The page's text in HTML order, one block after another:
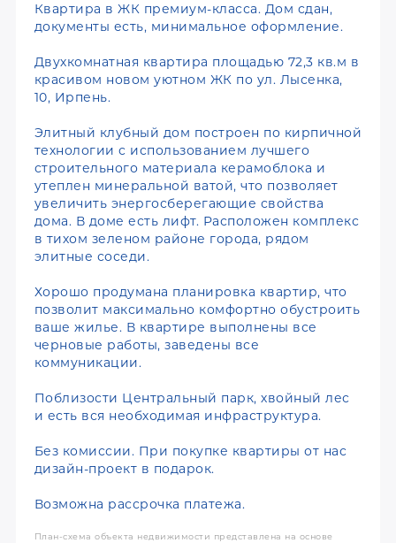
Квартира в ЖК премиум-класса. Дом сдан,
документы есть, минимальное оформление.
Двухкомнатная квартира площадью 72,3 кв.м в
красивом новом уютном ЖК по ул. Лысенка,
10, Ирпень.
Элитный клубный дом построен по кирпичной
технологии с использованием лучшего
строительного материала керамоблока и
утеплен минеральной ватой, что позволяет
увеличить энергосберегающие свойства
дома. В доме есть лифт. Расположен комплекс
в тихом зеленом районе города, рядом
элитные соседи.
Хорошо продумана планировка квартир, что
позволит максимально комфортно обустроить
ваше жилье. В квартире выполнены все
черновые работы, заведены все
коммуникации.
Поблизости Центральный парк, хвойный лес
и есть вся необходимая инфраструктура.
Без комиссии. При покупке квартиры от нас
дизайн-проект в подарок.
Возможна рассрочка платежа.
План-схема объекта недвижимости представлена на основе